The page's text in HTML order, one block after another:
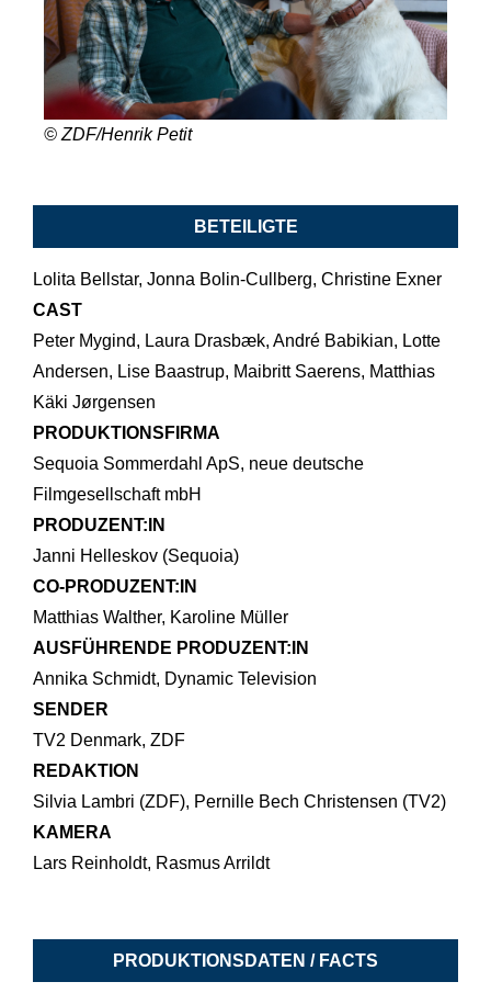
© ZDF/Henrik Petit
BETEILIGTE
Lolita Bellstar, Jonna Bolin-Cullberg, Christine Exner
CAST
Peter Mygind, Laura Drasbæk, André Babikian, Lotte
Andersen, Lise Baastrup, Maibritt Saerens, Matthias
Käki Jørgensen
PRODUKTIONSFIRMA
Sequoia Sommerdahl ApS, neue deutsche
Filmgesellschaft mbH
PRODUZENT:IN
Janni Helleskov (Sequoia)
CO-PRODUZENT:IN
Matthias Walther, Karoline Müller
AUSFÜHRENDE PRODUZENT:IN
Annika Schmidt, Dynamic Television
SENDER
TV2 Denmark, ZDF
REDAKTION
Silvia Lambri (ZDF), Pernille Bech Christensen (TV2)
KAMERA
Lars Reinholdt, Rasmus Arrildt
PRODUKTIONSDATEN / FACTS